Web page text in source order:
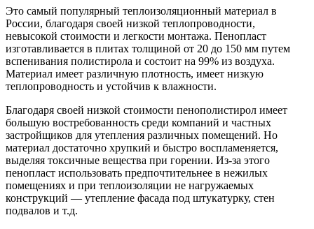
Это самый популярный теплоизоляционный материал в
России, благодаря своей низкой теплопроводности,
невысокой стоимости и легкости монтажа. Пенопласт
изготавливается в плитах толщиной от 20 до 150 мм путем
вспенивания полистирола и состоит на 99% из воздуха.
Материал имеет различную плотность, имеет низкую
теплопроводность и устойчив к влажности.
Благодаря своей низкой стоимости пенополистирол имеет
большую востребованность среди компаний и частных
застройщиков для утепления различных помещений. Но
материал достаточно хрупкий и быстро воспламеняется,
выделяя токсичные вещества при горении. Из-за этого
пенопласт использовать предпочтительнее в нежилых
помещениях и при теплоизоляции не нагружаемых
конструкций — утепление фасада под штукатурку, стен
подвалов и т.д.